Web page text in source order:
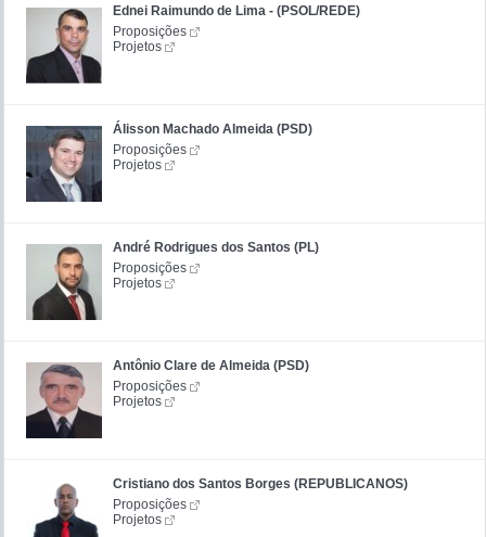
Ednei Raimundo de Lima - (PSOL/REDE)
Proposições
Projetos
Álisson Machado Almeida (PSD)
Proposições
Projetos
André Rodrigues dos Santos (PL)
Proposições
Projetos
Antônio Clare de Almeida (PSD)
Proposições
Projetos
Cristiano dos Santos Borges (REPUBLICANOS)
Proposições
Projetos